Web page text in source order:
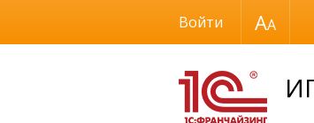
Размер шрифта
Войти